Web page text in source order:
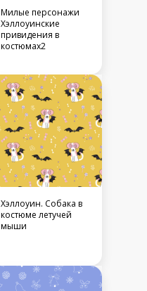
Милые персонажи
Хэллоуинские
привидения в
костюмах2
Хэллоуин. Собака в
костюме летучей
мыши